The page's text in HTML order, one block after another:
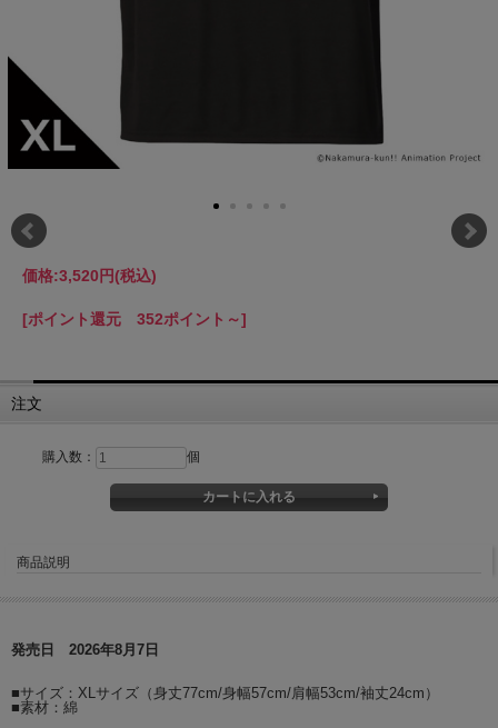
価格:3,520円(税込)
[ポイント還元 352ポイント～]
注文
購入数： 個
商品説明
発売日 2026年8月7日
■サイズ：XLサイズ（身丈77cm/身幅57cm/肩幅53cm/袖丈24cm）
■素材：綿